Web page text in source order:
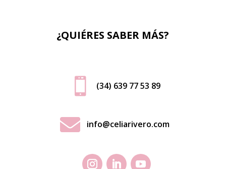
¿QUIÉRES SABER MÁS?
 (34) 639 77 53 89
 info@celiarivero.com